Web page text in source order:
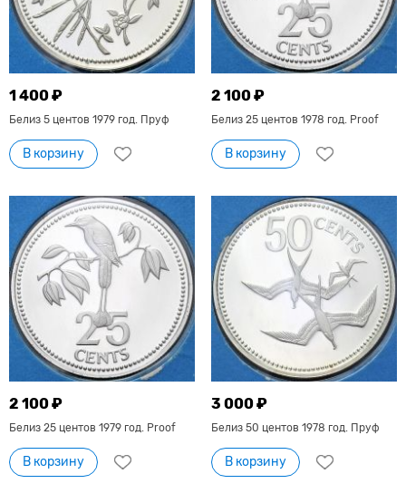
1 400 ₽
Белиз 5 центов 1979 год. Пруф
В корзину
2 100 ₽
Белиз 25 центов 1978 год. Proof
В корзину
2 100 ₽
Белиз 25 центов 1979 год. Proof
В корзину
3 000 ₽
Белиз 50 центов 1978 год. Пруф
В корзину